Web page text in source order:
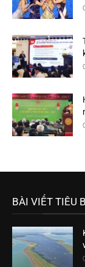
BÀI VIẾT TIÊU